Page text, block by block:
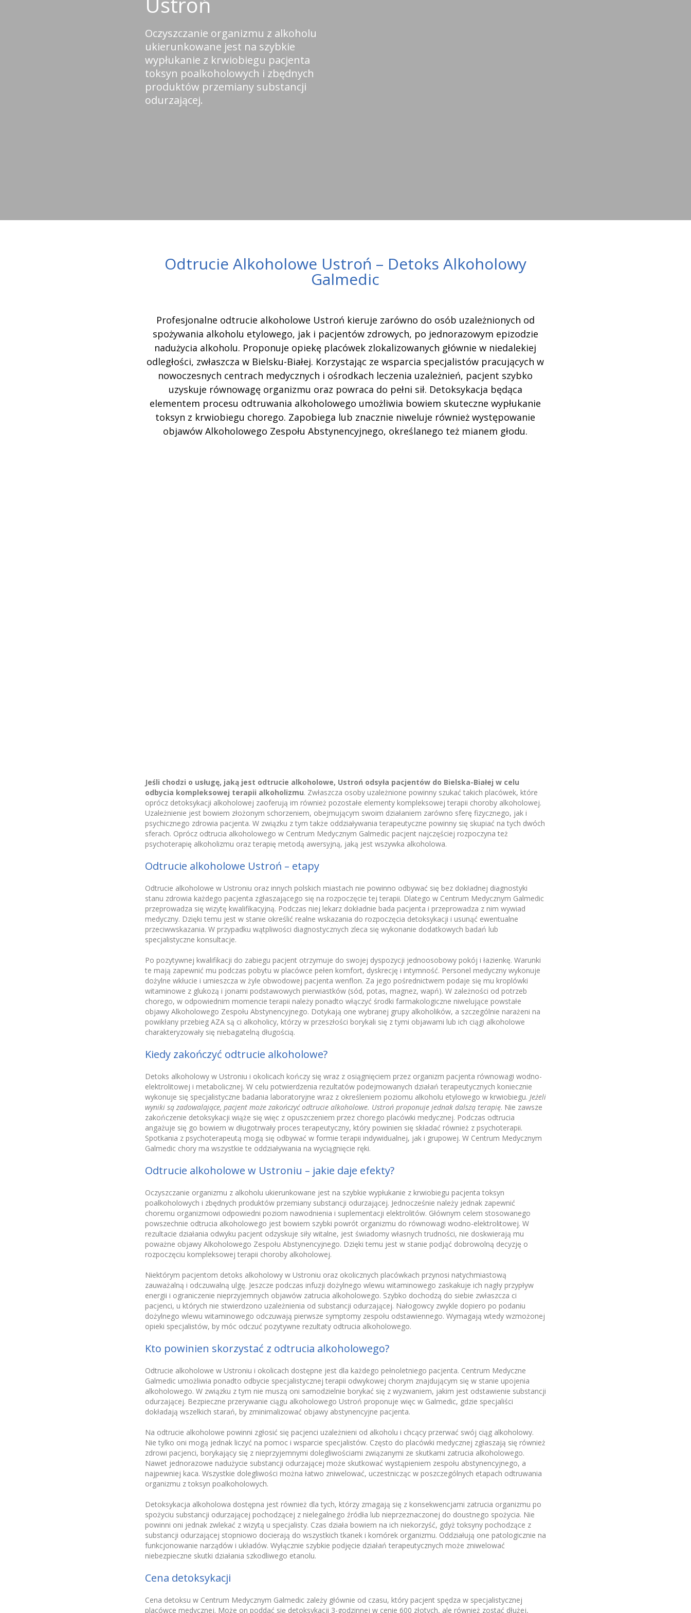
Oczyszczanie organizmu z alkoholu
ukierunkowane jest na szybkie
wypłukanie z krwiobiegu pacjenta
toksyn poalkoholowych i zbędnych
produktów przemiany substancji
odurzającej.
Odtrucie Alkoholowe Ustroń – Detoks Alkoholowy
Galmedic
Profesjonalne odtrucie alkoholowe Ustroń kieruje zarówno do osób uzależnionych od
spożywania alkoholu etylowego, jak i pacjentów zdrowych, po jednorazowym epizodzie
nadużycia alkoholu. Proponuje opiekę placówek zlokalizowanych głównie w niedalekiej
odległości, zwłaszcza w Bielsku-Białej. Korzystając ze wsparcia specjalistów pracujących w
nowoczesnych centrach medycznych i ośrodkach leczenia uzależnień, pacjent szybko
uzyskuje równowagę organizmu oraz powraca do pełni sił. Detoksykacja będąca
elementem procesu odtruwania alkoholowego umożliwia bowiem skuteczne wypłukanie
toksyn z krwiobiegu chorego. Zapobiega lub znacznie niweluje również występowanie
objawów Alkoholowego Zespołu Abstynencyjnego, określanego też mianem głodu.
Jeśli chodzi o usługę, jaką jest odtrucie alkoholowe, Ustroń odsyła pacjentów do Bielska-Białej w celu
odbycia kompleksowej terapii alkoholizmu. Zwłaszcza osoby uzależnione powinny szukać takich placówek, które
oprócz detoksykacji alkoholowej zaoferują im również pozostałe elementy kompleksowej terapii choroby alkoholowej.
Uzależnienie jest bowiem złożonym schorzeniem, obejmującym swoim działaniem zarówno sferę fizycznego, jak i
psychicznego zdrowia pacjenta. W związku z tym także oddziaływania terapeutyczne powinny się skupiać na tych dwóch
sferach. Oprócz odtrucia alkoholowego w Centrum Medycznym Galmedic pacjent najczęściej rozpoczyna też
psychoterapię alkoholizmu oraz terapię metodą awersyjną, jaką jest wszywka alkoholowa.
Odtrucie alkoholowe Ustroń – etapy
Odtrucie alkoholowe w Ustroniu oraz innych polskich miastach nie powinno odbywać się bez dokładnej diagnostyki
stanu zdrowia każdego pacjenta zgłaszającego się na rozpoczęcie tej terapii. Dlatego w Centrum Medycznym Galmedic
przeprowadza się wizytę kwalifikacyjną. Podczas niej lekarz dokładnie bada pacjenta i przeprowadza z nim wywiad
medyczny. Dzięki temu jest w stanie określić realne wskazania do rozpoczęcia detoksykacji i usunąć ewentualne
przeciwwskazania. W przypadku wątpliwości diagnostycznych zleca się wykonanie dodatkowych badań lub
specjalistyczne konsultacje.
Po pozytywnej kwalifikacji do zabiegu pacjent otrzymuje do swojej dyspozycji jednoosobowy pokój i łazienkę. Warunki
te mają zapewnić mu podczas pobytu w placówce pełen komfort, dyskrecję i intymność. Personel medyczny wykonuje
dożylne wkłucie i umieszcza w żyle obwodowej pacjenta wenflon. Za jego pośrednictwem podaje się mu kroplówki
witaminowe z glukozą i jonami podstawowych pierwiastków (sód, potas, magnez, wapń). W zależności od potrzeb
chorego, w odpowiednim momencie terapii należy ponadto włączyć środki farmakologiczne niwelujące powstałe
objawy Alkoholowego Zespołu Abstynencyjnego. Dotykają one wybranej grupy alkoholików, a szczególnie narażeni na
powikłany przebieg AZA są ci alkoholicy, którzy w przeszłości borykali się z tymi objawami lub ich ciągi alkoholowe
charakteryzowały się niebagatelną długością.
Kiedy zakończyć odtrucie alkoholowe?
Detoks alkoholowy w Ustroniu i okolicach kończy się wraz z osiągnięciem przez organizm pacjenta równowagi wodno-
elektrolitowej i metabolicznej. W celu potwierdzenia rezultatów podejmowanych działań terapeutycznych koniecznie
wykonuje się specjalistyczne badania laboratoryjne wraz z określeniem poziomu alkoholu etylowego w krwiobiegu. Jeżeli
wyniki są zadowalające, pacjent może zakończyć odtrucie alkoholowe. Ustroń proponuje jednak dalszą terapię. Nie zawsze
zakończenie detoksykacji wiąże się więc z opuszczeniem przez chorego placówki medycznej. Podczas odtrucia
angażuje się go bowiem w długotrwały proces terapeutyczny, który powinien się składać również z psychoterapii.
Spotkania z psychoterapeutą mogą się odbywać w formie terapii indywidualnej, jak i grupowej. W Centrum Medycznym
Galmedic chory ma wszystkie te oddziaływania na wyciągnięcie ręki.
Odtrucie alkoholowe w Ustroniu – jakie daje efekty?
Oczyszczanie organizmu z alkoholu ukierunkowane jest na szybkie wypłukanie z krwiobiegu pacjenta toksyn
poalkoholowych i zbędnych produktów przemiany substancji odurzającej. Jednocześnie należy jednak zapewnić
choremu organizmowi odpowiedni poziom nawodnienia i suplementacji elektrolitów. Głównym celem stosowanego
powszechnie odtrucia alkoholowego jest bowiem szybki powrót organizmu do równowagi wodno-elektrolitowej. W
rezultacie działania odwyku pacjent odzyskuje siły witalne, jest świadomy własnych trudności, nie doskwierają mu
poważne objawy Alkoholowego Zespołu Abstynencyjnego. Dzięki temu jest w stanie podjąć dobrowolną decyzję o
rozpoczęciu kompleksowej terapii choroby alkoholowej.
Niektórym pacjentom detoks alkoholowy w Ustroniu oraz okolicznych placówkach przynosi natychmiastową
zauważalną i odczuwalną ulgę. Jeszcze podczas infuzji dożylnego wlewu witaminowego zaskakuje ich nagły przypływ
energii i ograniczenie nieprzyjemnych objawów zatrucia alkoholowego. Szybko dochodzą do siebie zwłaszcza ci
pacjenci, u których nie stwierdzono uzależnienia od substancji odurzającej. Nałogowcy zwykle dopiero po podaniu
dożylnego wlewu witaminowego odczuwają pierwsze symptomy zespołu odstawiennego. Wymagają wtedy wzmożonej
opieki specjalistów, by móc odczuć pozytywne rezultaty odtrucia alkoholowego.
Kto powinien skorzystać z odtrucia alkoholowego?
Odtrucie alkoholowe w Ustroniu i okolicach dostępne jest dla każdego pełnoletniego pacjenta. Centrum Medyczne
Galmedic umożliwia ponadto odbycie specjalistycznej terapii odwykowej chorym znajdującym się w stanie upojenia
alkoholowego. W związku z tym nie muszą oni samodzielnie borykać się z wyzwaniem, jakim jest odstawienie substancji
odurzającej. Bezpieczne przerywanie ciągu alkoholowego Ustroń proponuje więc w Galmedic, gdzie specjaliści
dokładają wszelkich starań, by zminimalizować objawy abstynencyjne pacjenta.
Na odtrucie alkoholowe powinni zgłosić się pacjenci uzależnieni od alkoholu i chcący przerwać swój ciąg alkoholowy.
Nie tylko oni mogą jednak liczyć na pomoc i wsparcie specjalistów. Często do placówki medycznej zgłaszają się również
zdrowi pacjenci, borykający się z nieprzyjemnymi dolegliwościami związanymi ze skutkami zatrucia alkoholowego.
Nawet jednorazowe nadużycie substancji odurzającej może skutkować wystąpieniem zespołu abstynencyjnego, a
najpewniej kaca. Wszystkie dolegliwości można łatwo zniwelować, uczestnicząc w poszczególnych etapach odtruwania
organizmu z toksyn poalkoholowych.
Detoksykacja alkoholowa dostępna jest również dla tych, którzy zmagają się z konsekwencjami zatrucia organizmu po
spożyciu substancji odurzającej pochodzącej z nielegalnego źródła lub nieprzeznaczonej do doustnego spożycia. Nie
powinni oni jednak zwlekać z wizytą u specjalisty. Czas działa bowiem na ich niekorzyść, gdyż toksyny pochodzące z
substancji odurzającej stopniowo docierają do wszystkich tkanek i komórek organizmu. Oddziałują one patologicznie na
funkcjonowanie narządów i układów. Wyłącznie szybkie podjęcie działań terapeutycznych może zniwelować
niebezpieczne skutki działania szkodliwego etanolu.
Cena detoksykacji
Cena detoksu w Centrum Medycznym Galmedic zależy głównie od czasu, który pacjent spędza w specjalistycznej
placówce medycznej. Może on poddać się detoksykacji 3-godzinnej w cenie 600 złotych, ale również zostać dłużej,